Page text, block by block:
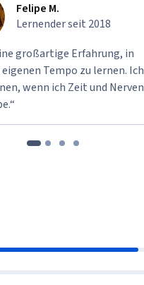
Felipe M.
Lernender seit 2018
großartige Erfahrung, in
Tempo zu lernen. Ich
wenn ich Zeit und Nerven